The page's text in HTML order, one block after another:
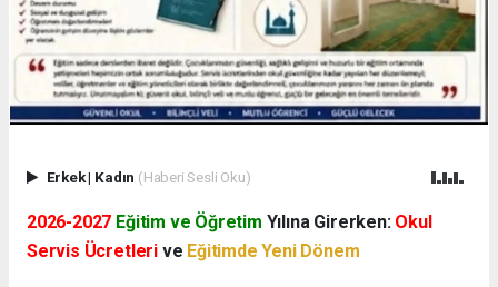
Erkek| Kadın (Haberi Sesli Oku)
2026-2027 Eğitim ve Öğretim Yılına Girerken: Okul
Servis Ücretleri ve Eğitimde Yeni Dönem